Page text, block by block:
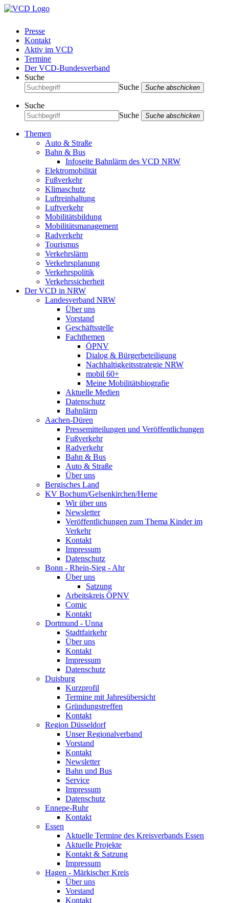
Presse
Kontakt
Aktiv im VCD
Termine
Der VCD-Bundesverband
Suche
Suche
Suche abschicken
Suche
Suche
Suche abschicken
Themen
Auto & Straße
Bahn & Bus
Infoseite Bahnlärm des VCD NRW
Elektromobilität
Fußverkehr
Klimaschutz
Luftreinhaltung
Luftverkehr
Mobilitätsbildung
Mobilitätsmanagement
Radverkehr
Tourismus
Verkehrslärm
Verkehrsplanung
Verkehrspolitik
Verkehrssicherheit
Der VCD in NRW
Landesverband NRW
Über uns
Vorstand
Geschäftsstelle
Fachthemen
ÖPNV
Dialog & Bürgerbeteiligung
Nachhaltigkeitsstrategie NRW
mobil 60+
Meine Mobilitätsbiografie
Aktuelle Medien
Datenschutz
Bahnlärm
Aachen-Düren
Pressemitteilungen und Veröffentlichungen
Fußverkehr
Radverkehr
Bahn & Bus
Auto & Straße
Über uns
Bergisches Land
KV Bochum/Gelsenkirchen/Herne
Wir über uns
Newsletter
Veröffentlichungen zum Thema Kinder im
Verkehr
Kontakt
Impressum
Datenschutz
Bonn - Rhein-Sieg - Ahr
Über uns
Satzung
Arbeitskreis ÖPNV
Comic
Kontakt
Dortmund - Unna
Stadtfairkehr
Über uns
Kontakt
Impressum
Datenschutz
Duisburg
Kurzprofil
Termine mit Jahresübersicht
Gründungstreffen
Kontakt
Region Düsseldorf
Unser Regionalverband
Vorstand
Kontakt
Newsletter
Bahn und Bus
Service
Impressum
Datenschutz
Ennepe-Ruhr
Kontakt
Essen
Aktuelle Termine des Kreisverbands Essen
Aktuelle Projekte
Kontakt & Satzung
Impressum
Hagen - Märkischer Kreis
Über uns
Vorstand
Kontakt